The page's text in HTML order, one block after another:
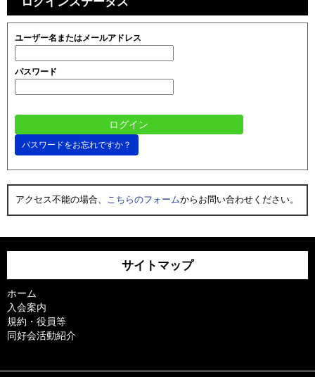
ユーザー名またはメールアドレス
パスワード
パスワードをお忘れですか？
アクセス不能の場合、 こちらのフォームからお問い合わせください。
サイトマップ
ホーム
入会案内
規約・役員等
同好会活動紹介